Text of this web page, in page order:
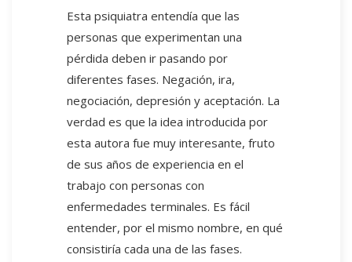
Esta psiquiatra entendía que las
personas que experimentan una
pérdida deben ir pasando por
diferentes fases. Negación, ira,
negociación, depresión y aceptación. La
verdad es que la idea introducida por
esta autora fue muy interesante, fruto
de sus años de experiencia en el
trabajo con personas con
enfermedades terminales. Es fácil
entender, por el mismo nombre, en qué
consistiría cada una de las fases.